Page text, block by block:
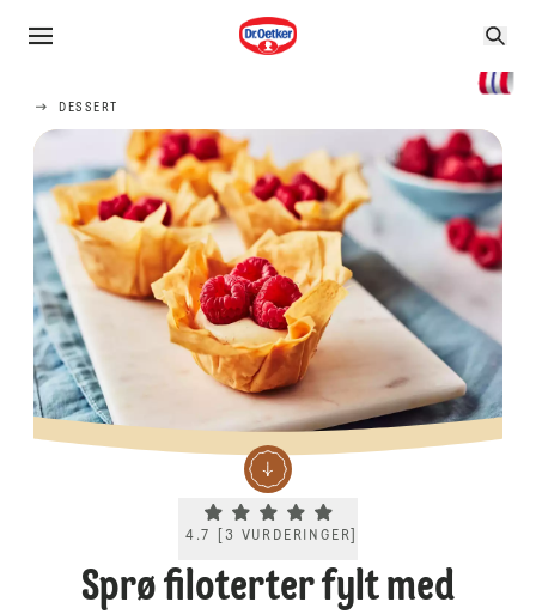
DESSERT
Current rating 4.7. Click to rate.
4.7 3 VURDERINGER
Sprø filoterter fylt med